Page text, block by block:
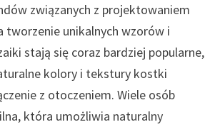
związanych z projektowaniem
tworzenie unikalnych wzorów i
stają się coraz bardziej popularne,
kolory i tekstury kostki
z otoczeniem. Wiele osób
która umożliwia naturalny